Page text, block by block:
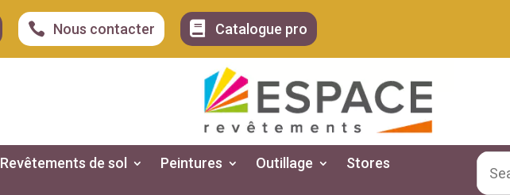
 Nous contacter  Catalogue pro
Revêtements de sol Peintures Outillage Stores